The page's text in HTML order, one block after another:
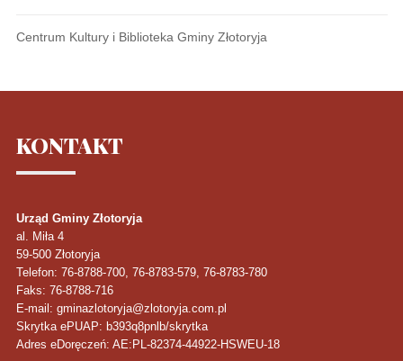
Centrum Kultury i Biblioteka Gminy Złotoryja
KONTAKT
Urząd Gminy Złotoryja
al. Miła 4
59-500 Złotoryja
Telefon: 76-8788-700, 76-8783-579, 76-8783-780
Faks: 76-8788-716
E-mail: gminazlotoryja@zlotoryja.com.pl
Skrytka ePUAP: b393q8pnlb/skrytka
Adres eDoręczeń: AE:PL-82374-44922-HSWEU-18